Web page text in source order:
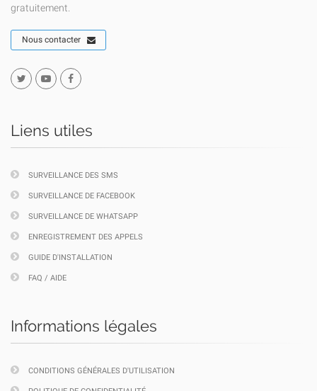
gratuitement.
Nous contacter
Liens utiles
SURVEILLANCE DES SMS
SURVEILLANCE DE FACEBOOK
SURVEILLANCE DE WHATSAPP
ENREGISTREMENT DES APPELS
GUIDE D'INSTALLATION
FAQ / AIDE
Informations légales
CONDITIONS GÉNÉRALES D'UTILISATION